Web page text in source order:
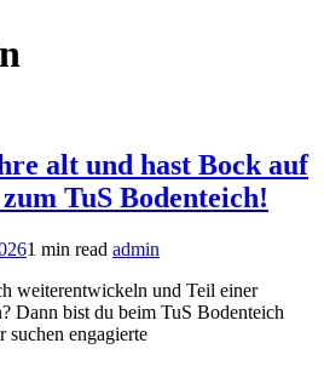
alt und hast Bock auf
TuS Bodenteich!
1 min read admin
weiterentwickeln und Teil einer
Dann bist du beim TuS Bodenteich
engagierte